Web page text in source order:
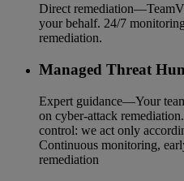
Direct
your behalf. 24/7
remediation.
Managed Threat
Expert guidance—Your
on cyber-attack
control: we act only
Continuous monitoring,
remediation